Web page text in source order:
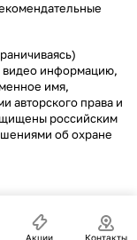
видео информацию,
имя,
авторского права и
российским
об охране
Акции Контакты